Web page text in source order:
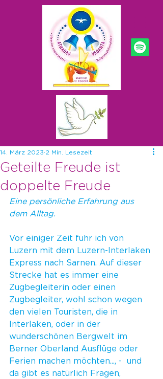
Geteilte Freude ist
doppelte Freude
14. März 2023 2 Min. Lesezeit
Eine persönliche Erfahrung aus
dem Alltag.
Vor einiger Zeit fuhr ich von
Luzern mit dem Luzern-Interlaken
Express nach Sarnen. Auf dieser
Strecke hat es immer eine
Zugbegleiterin oder einen
Zugbegleiter, wohl schon wegen
den vielen Touristen, die in
Interlaken, oder in der
wunderschönen Bergwelt im
Berner Oberland Ausflüge oder
Ferien machen möchten..., -  und
da gibt es natürlich Fragen,